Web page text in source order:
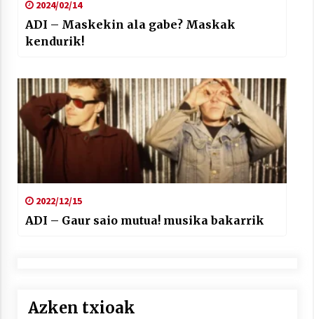
2024/02/14
ADI – Maskekin ala gabe? Maskak
kendurik!
2022/12/15
ADI – Gaur saio mutua! musika bakarrik
Azken txioak